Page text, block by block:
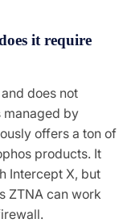
it require
does not
managed by
offers a ton of
products. It
Intercept X, but
ZTNA can work